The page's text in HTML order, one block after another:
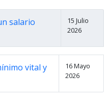
salario
15 Julio
2026
vital y
16 Mayo
2026